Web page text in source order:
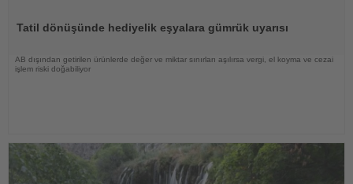
Tatil dönüşünde hediyelik eşyalara gümrük uyarısı
AB dışından getirilen ürünlerde değer ve miktar sınırları aşılırsa vergi, el koyma ve cezai
işlem riski doğabiliyor